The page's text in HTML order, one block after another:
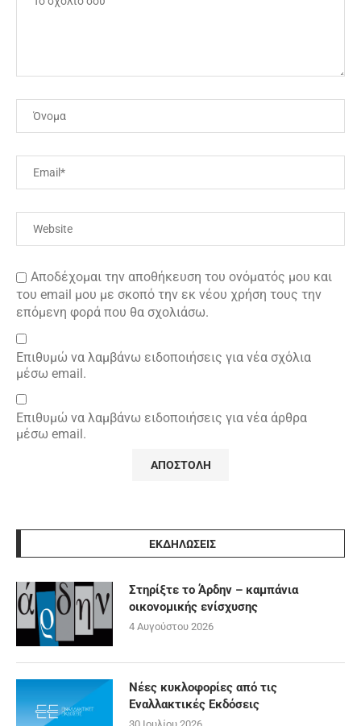
Αποδέχομαι την αποθήκευση του ονόματός μου και
του email μου με σκοπό την εκ νέου χρήση τους την
επόμενη φορά που θα σχολιάσω.
Επιθυμώ να λαμβάνω ειδοποιήσεις για νέα σχόλια
μέσω email.
Επιθυμώ να λαμβάνω ειδοποιήσεις για νέα άρθρα
μέσω email.
ΕΚΔΗΛΩΣΕΙΣ
Στηρίξτε το Άρδην – καμπάνια
οικονομικής ενίσχυσης
4 Αυγούστου 2026
Νέες κυκλοφορίες από τις
Εναλλακτικές Εκδόσεις